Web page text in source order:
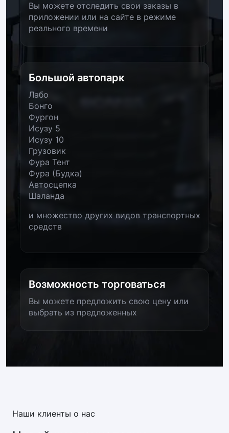
Вы можете отследить свои заказы в
приложении или на сайте в режиме
реального времени
Большой автопарк
Лабо
Бонго
Фургон
Исузу 5
Исузу 10
Грузовик
Фура Тент
Фура (Будка)
Автосцепка
Шаланда
и множество других видов транспортных
средств
Возможность торговаться
Вы можете предложить свою цену или
выбрать из предложенных
Наши клиенты о нас